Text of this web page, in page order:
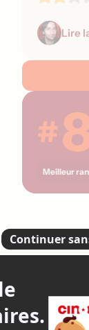
Lire
#
Meilleur